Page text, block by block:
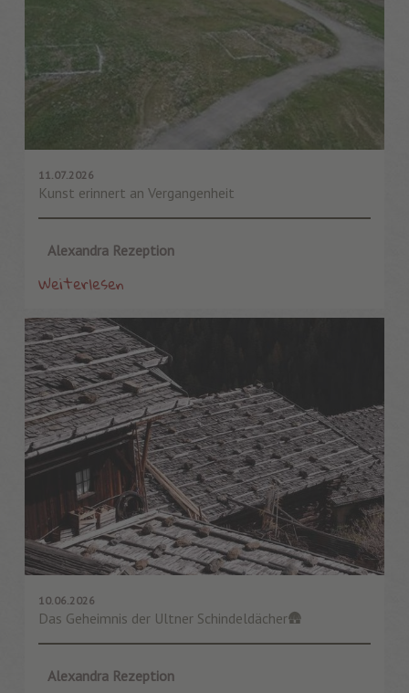
11.07.2026
Kunst erinnert an Vergangenheit
Alexandra Rezeption
Weiterlesen
10.06.2026
Das Geheimnis der Ultner Schindeldächer🛖
Alexandra Rezeption